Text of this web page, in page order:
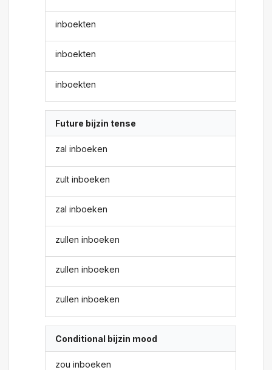
inboekten
inboekten
inboekten
Future bijzin tense
zal inboeken
zult inboeken
zal inboeken
zullen inboeken
zullen inboeken
zullen inboeken
Conditional bijzin mood
zou inboeken